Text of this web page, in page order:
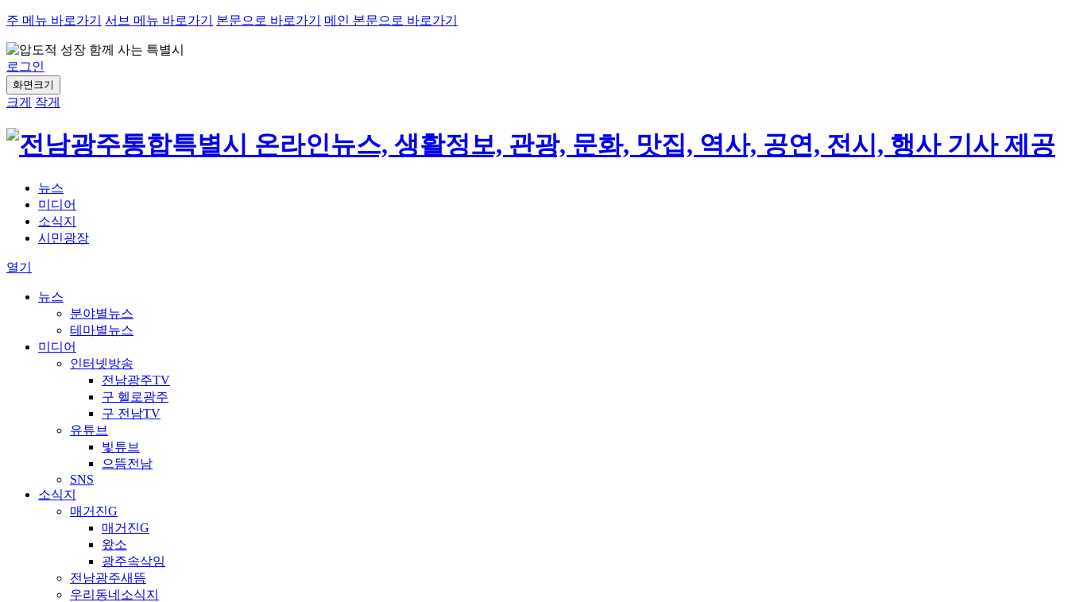
주 메뉴 바로가기 서브 메뉴 바로가기 본문으로 바로가기 메인 본문으로 바로가기
로그인
화면크기
크게 작게
뉴스
미디어
소식지
시민광장
열기
뉴스
분야별뉴스
테마별뉴스
미디어
인터넷방송
전남광주TV
구 헬로광주
구 전남TV
유튜브
빛튜브
으뜸전남
SNS
소식지
매거진G
매거진G
왔소
광주속삭임
전남광주새뜸
우리동네소식지